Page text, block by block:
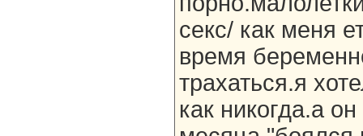
секс/ как меня
время
трахаться.я
как никогда.а